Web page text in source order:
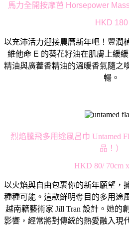
馬力全開按摩芭 Horsepower
HKD 180
以充沛活力迎接農曆新年吧！豐潤
維他命 E 的葵花籽油在肌膚上緩
精油與廣藿香精油的溫暖香氣隨之
暢。
烈焰騰飛多用途風呂巾 Untamed
品！）
HKD 80/ 70cm
以火焰與自由包裹你的新年願望，
種種可能。 這款鮮明奪目的多用途
越南籍藝術家 Jill Tran 設計。她的
影響， 經常將對傳統的熱愛融入現